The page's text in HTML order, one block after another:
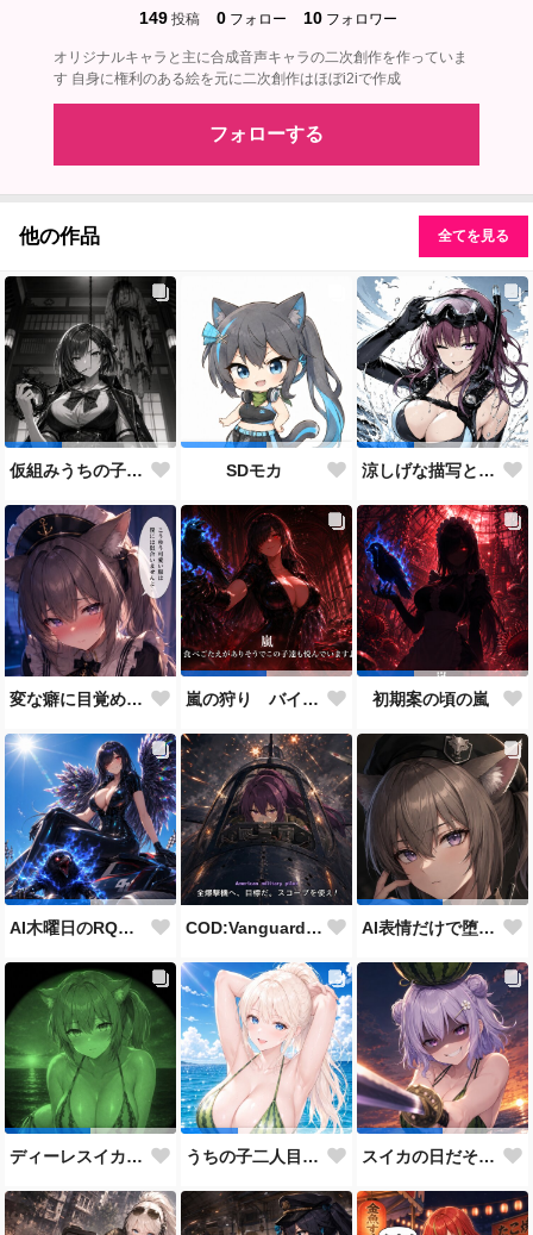
149 投稿 0 フォロー 10 フォロワー
オリジナルキャラと主に合成音声キャラの二次創作を作っていま
す 自身に権利のある絵を元に二次創作はほぼi2iで作成
フォローする
他の作品 全てを見る
仮組みうちの子28人目にしてずっと作りたかった仕事人ポジション。 SDモカ 涼しげな描写とはをコンセプトにしたダイバー花梨先輩
変な癖に目覚めそうになったメイドディーレ赤面バージョン 嵐の狩り バイカーコスチューム 初期案の頃の嵐
AI木曜日のRQ参加作品 COD:Vanguard "ミッドウェー海戦" AI表情だけで堕とせ参加作品
ディーレスイカビキニ うちの子二人目スイカの日 スイカの日だそうなので、仲の良い先輩後輩でスイカ割り（意味深）